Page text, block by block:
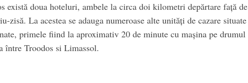
există doua hoteluri, ambele la circa doi kilometri depărtare față de
zisă. La acestea se adauga numeroase alte unități de cazare situate
primele fiind la aproximativ 20 de minute cu mașina pe drumul
între Troodos si Limassol.